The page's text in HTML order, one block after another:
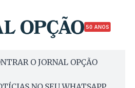
50 ANOS
O JORNAL OPÇÃO